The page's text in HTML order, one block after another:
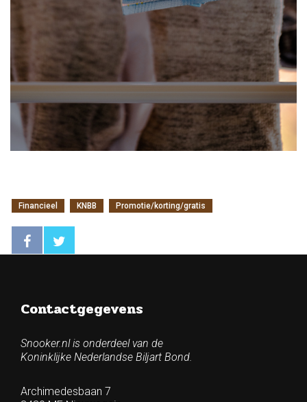
Financieel KNBB Promotie/korting/gratis
Contactgegevens
Snooker.nl is onderdeel van de
Koninklijke Nederlandse Biljart Bond.
Archimedesbaan 7